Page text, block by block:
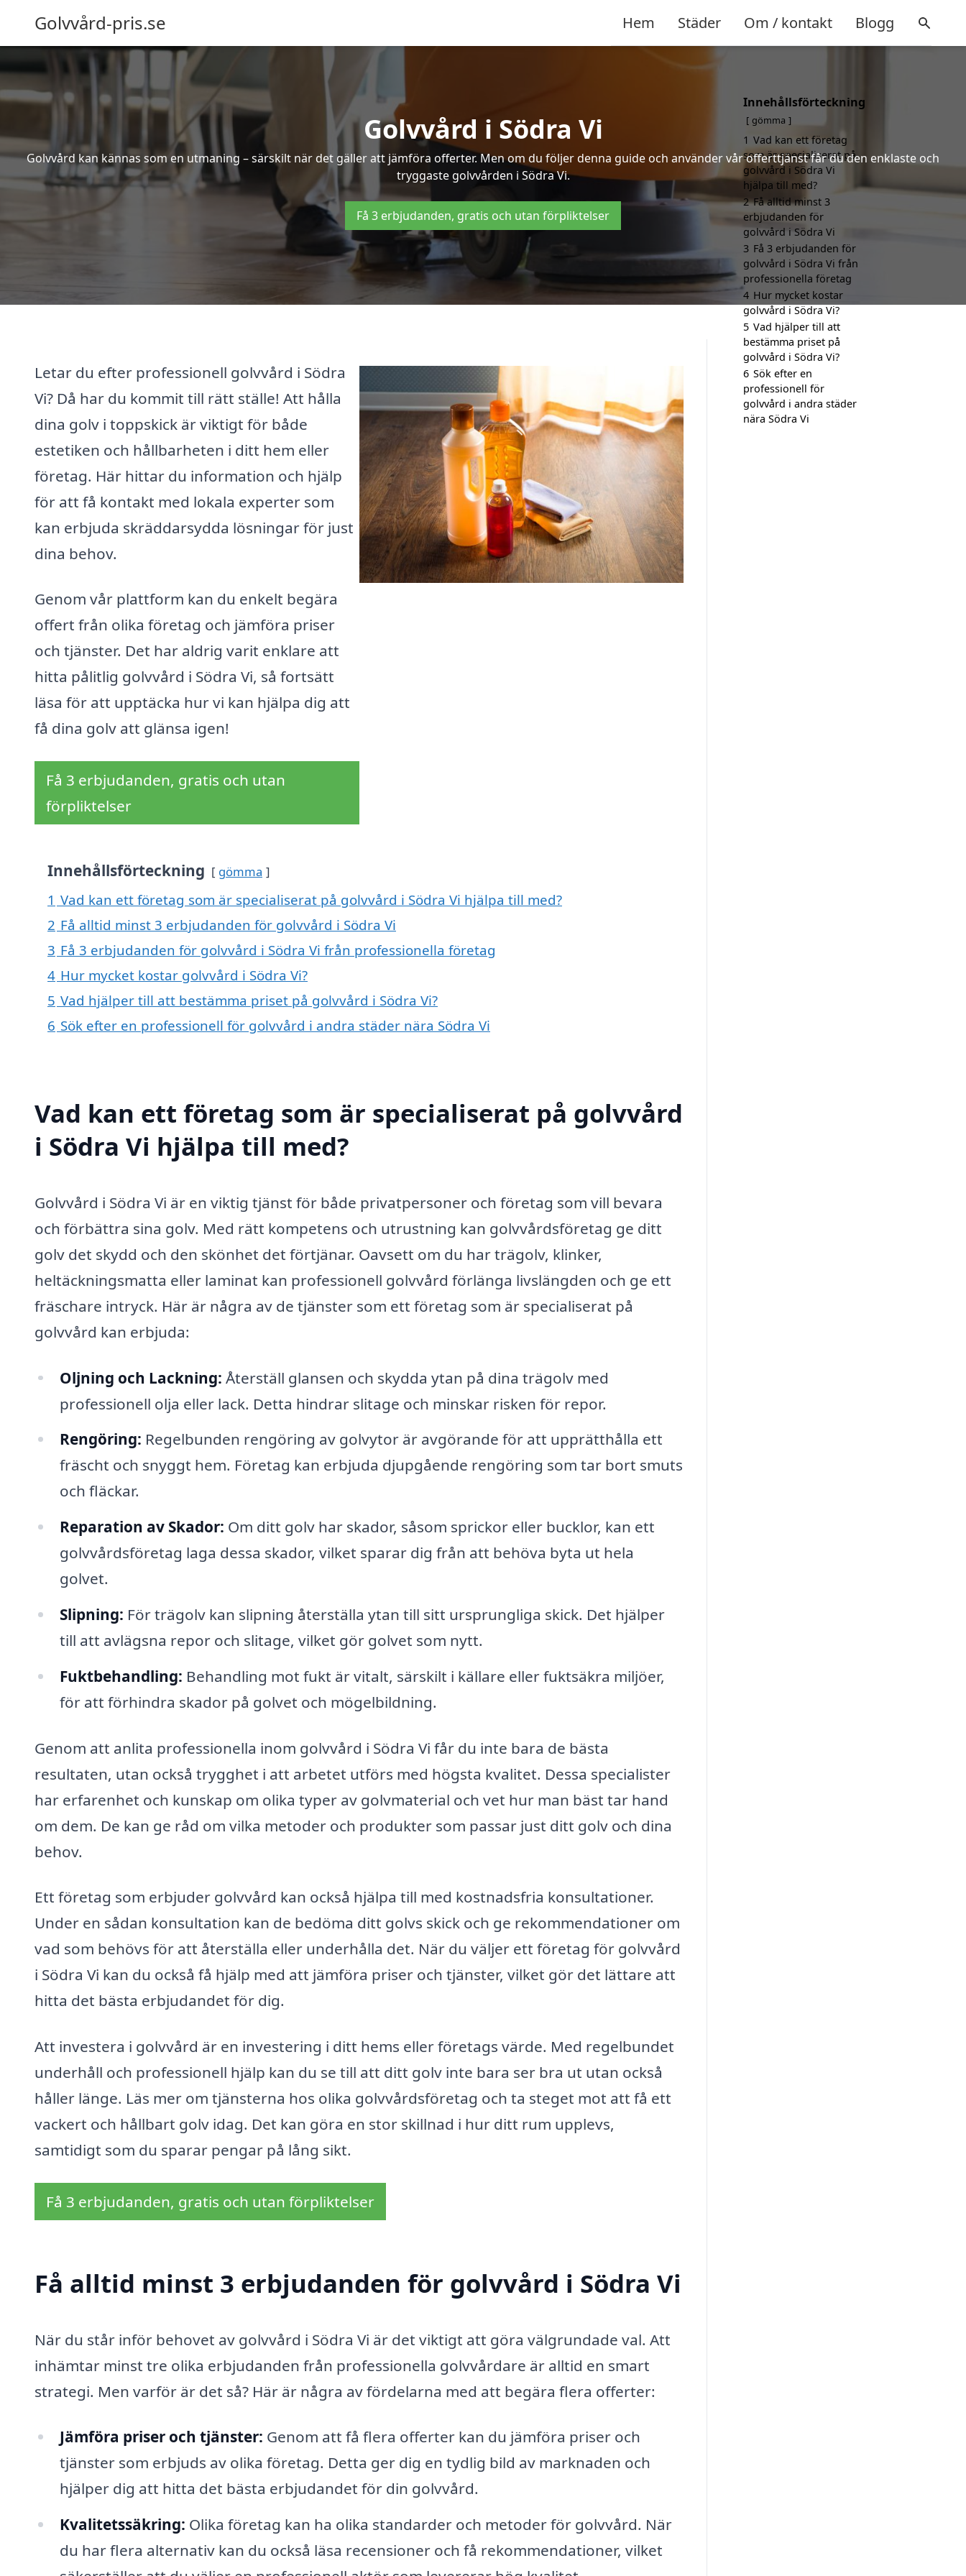
Golvvård-pris.se Hem Städer Om / kontakt Blogg
Golvvård i Södra Vi
Golvvård kan kännas som en utmaning – särskilt när det gäller att jämföra offerter. Men om du följer denna guide och använder vår offerttjänst får du den enklaste och
tryggaste golvvården i Södra Vi.
Få 3 erbjudanden, gratis och utan förpliktelser
Letar du efter professionell golvvård i Södra
Vi? Då har du kommit till rätt ställe! Att hålla
dina golv i toppskick är viktigt för både
estetiken och hållbarheten i ditt hem eller
företag. Här hittar du information och hjälp
för att få kontakt med lokala experter som
kan erbjuda skräddarsydda lösningar för just
dina behov.
Genom vår plattform kan du enkelt begära
offert från olika företag och jämföra priser
och tjänster. Det har aldrig varit enklare att
hitta pålitlig golvvård i Södra Vi, så fortsätt
läsa för att upptäcka hur vi kan hjälpa dig att
få dina golv att glänsa igen!
Få 3 erbjudanden, gratis och utan
förpliktelser
Innehållsförteckning gömma
1 Vad kan ett företag som är specialiserat på golvvård i Södra Vi hjälpa till med?
2 Få alltid minst 3 erbjudanden för golvvård i Södra Vi
3 Få 3 erbjudanden för golvvård i Södra Vi från professionella företag
4 Hur mycket kostar golvvård i Södra Vi?
5 Vad hjälper till att bestämma priset på golvvård i Södra Vi?
6 Sök efter en professionell för golvvård i andra städer nära Södra Vi
Vad kan ett företag som är specialiserat på golvvård
i Södra Vi hjälpa till med?
Golvvård i Södra Vi är en viktig tjänst för både privatpersoner och företag som vill bevara
och förbättra sina golv. Med rätt kompetens och utrustning kan golvvårdsföretag ge ditt
golv det skydd och den skönhet det förtjänar. Oavsett om du har trägolv, klinker,
heltäckningsmatta eller laminat kan professionell golvvård förlänga livslängden och ge ett
fräschare intryck. Här är några av de tjänster som ett företag som är specialiserat på
golvvård kan erbjuda:
Oljning och Lackning: Återställ glansen och skydda ytan på dina trägolv med
professionell olja eller lack. Detta hindrar slitage och minskar risken för repor.
Rengöring: Regelbunden rengöring av golvytor är avgörande för att upprätthålla ett
fräscht och snyggt hem. Företag kan erbjuda djupgående rengöring som tar bort smuts
och fläckar.
Reparation av Skador: Om ditt golv har skador, såsom sprickor eller bucklor, kan ett
golvvårdsföretag laga dessa skador, vilket sparar dig från att behöva byta ut hela
golvet.
Slipning: För trägolv kan slipning återställa ytan till sitt ursprungliga skick. Det hjälper
till att avlägsna repor och slitage, vilket gör golvet som nytt.
Fuktbehandling: Behandling mot fukt är vitalt, särskilt i källare eller fuktsäkra miljöer,
för att förhindra skador på golvet och mögelbildning.
Genom att anlita professionella inom golvvård i Södra Vi får du inte bara de bästa
resultaten, utan också trygghet i att arbetet utförs med högsta kvalitet. Dessa specialister
har erfarenhet och kunskap om olika typer av golvmaterial och vet hur man bäst tar hand
om dem. De kan ge råd om vilka metoder och produkter som passar just ditt golv och dina
behov.
Ett företag som erbjuder golvvård kan också hjälpa till med kostnadsfria konsultationer.
Under en sådan konsultation kan de bedöma ditt golvs skick och ge rekommendationer om
vad som behövs för att återställa eller underhålla det. När du väljer ett företag för golvvård
i Södra Vi kan du också få hjälp med att jämföra priser och tjänster, vilket gör det lättare att
hitta det bästa erbjudandet för dig.
Att investera i golvvård är en investering i ditt hems eller företags värde. Med regelbundet
underhåll och professionell hjälp kan du se till att ditt golv inte bara ser bra ut utan också
håller länge. Läs mer om tjänsterna hos olika golvvårdsföretag och ta steget mot att få ett
vackert och hållbart golv idag. Det kan göra en stor skillnad i hur ditt rum upplevs,
samtidigt som du sparar pengar på lång sikt.
Få 3 erbjudanden, gratis och utan förpliktelser
Få alltid minst 3 erbjudanden för golvvård i Södra Vi
När du står inför behovet av golvvård i Södra Vi är det viktigt att göra välgrundade val. Att
inhämtar minst tre olika erbjudanden från professionella golvvårdare är alltid en smart
strategi. Men varför är det så? Här är några av fördelarna med att begära flera offerter:
Jämföra priser och tjänster: Genom att få flera offerter kan du jämföra priser och
tjänster som erbjuds av olika företag. Detta ger dig en tydlig bild av marknaden och
hjälper dig att hitta det bästa erbjudandet för din golvvård.
Kvalitetssäkring: Olika företag kan ha olika standarder och metoder för golvvård. När
du har flera alternativ kan du också läsa recensioner och få rekommendationer, vilket
Innehållsförteckning
gömma
1 Vad kan ett företag
som är specialiserat på
golvvård i Södra Vi
hjälpa till med?
2 Få alltid minst 3
erbjudanden för
golvvård i Södra Vi
3 Få 3 erbjudanden för
golvvård i Södra Vi från
professionella företag
4 Hur mycket kostar
golvvård i Södra Vi?
5 Vad hjälper till att
bestämma priset på
golvvård i Södra Vi?
6 Sök efter en
professionell för
golvvård i andra städer
nära Södra Vi